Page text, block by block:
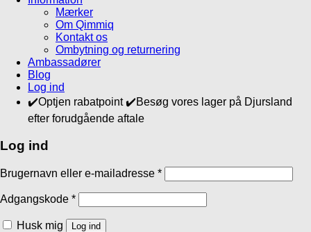
Mærker
Om Qimmiq
Kontakt os
Ombytning og returnering
Ambassadører
Blog
Log ind
✔️Optjen rabatpoint ✔️Besøg vores lager på Djursland
efter forudgående aftale
Log ind
Brugernavn eller e-mailadresse *
Adgangskode *
Husk mig Log ind